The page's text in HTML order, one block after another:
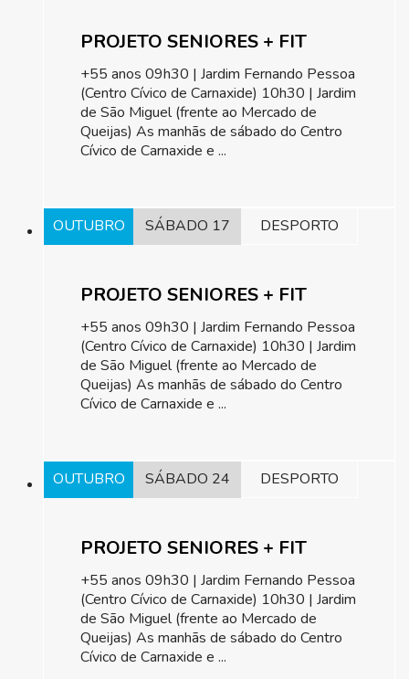
PROJETO SENIORES + FIT
+55 anos 09h30 | Jardim Fernando Pessoa
(Centro Cívico de Carnaxide) 10h30 | Jardim
de São Miguel (frente ao Mercado de
Queijas) As manhãs de sábado do Centro
Cívico de Carnaxide e ...
OUTUBRO SÁBADO 17 DESPORTO
PROJETO SENIORES + FIT
+55 anos 09h30 | Jardim Fernando Pessoa
(Centro Cívico de Carnaxide) 10h30 | Jardim
de São Miguel (frente ao Mercado de
Queijas) As manhãs de sábado do Centro
Cívico de Carnaxide e ...
OUTUBRO SÁBADO 24 DESPORTO
PROJETO SENIORES + FIT
+55 anos 09h30 | Jardim Fernando Pessoa
(Centro Cívico de Carnaxide) 10h30 | Jardim
de São Miguel (frente ao Mercado de
Queijas) As manhãs de sábado do Centro
Cívico de Carnaxide e ...